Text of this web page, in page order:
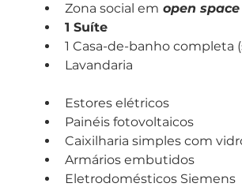
Zona social em open space
1 Suíte
1 Casa-de-banho completa
Lavandaria
Estores elétricos
Painéis fotovoltaicos
Caixilharia simples com
Armários embutidos
Eletrodomésticos Siemens